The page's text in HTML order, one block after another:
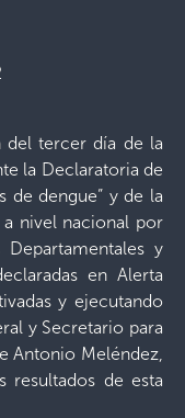
del tercer día de la
la Declaratoria de
de dengue” y de la
a nivel nacional por
y
en Alerta
y ejecutando
y Secretario para
Antonio Meléndez,
de esta